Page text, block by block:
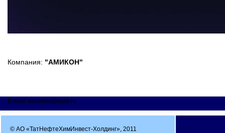
Компания: "АМИКОН"
E-mail: expertmi@mail.ru
© АО «ТатНефтеХимИнвест-Холдинг», 2011